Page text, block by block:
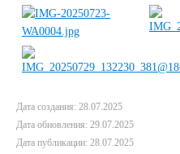
Дата создания: 28.07.2025
Дата обновления: 29.07.2025
Дата публикации: 28.07.2025